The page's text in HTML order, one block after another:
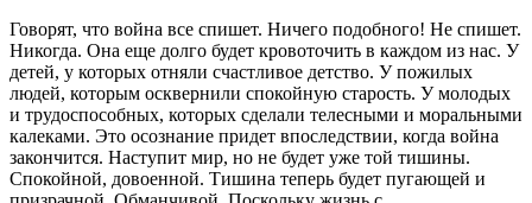
Говорят, что война все спишет. Ничего подобного! Не спишет.
Никогда. Она еще долго будет кровоточить в каждом из нас. У
детей, у которых отняли счастливое детство. У пожилых
людей, которым осквернили спокойную старость. У молодых
и трудоспособных, которых сделали телесными и моральными
калеками. Это осознание придет впоследствии, когда война
закончится. Наступит мир, но не будет уже той тишины.
Спокойной, довоенной. Тишина теперь будет пугающей и